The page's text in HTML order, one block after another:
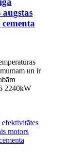
un ir
2240kW